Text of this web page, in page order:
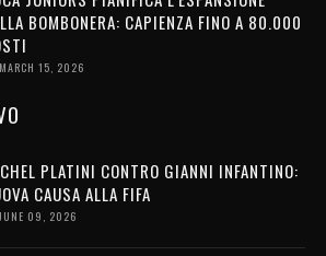
BOMBONERA: CAPIENZA FINO A 80.000
MARCH 15, 2026
PLATINI CONTRO GIANNI INFANTINO:
CAUSA ALLA FIFA
JUNE 09, 2026